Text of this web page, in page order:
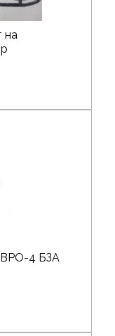
на
4 БЗА